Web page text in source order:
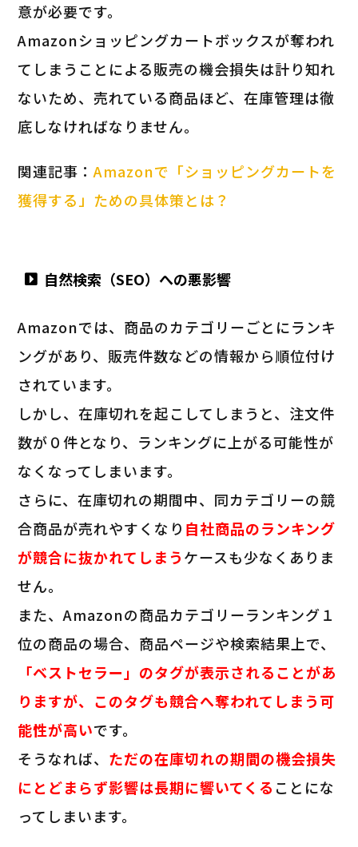
意が必要です。
Amazonショッピングカートボックスが奪われ
てしまうことによる販売の機会損失は計り知れ
ないため、売れている商品ほど、在庫管理は徹
底しなければなりません。
関連記事：Amazonで「ショッピングカートを
獲得する」ための具体策とは？
自然検索（SEO）への悪影響
Amazonでは、商品のカテゴリーごとにランキ
ングがあり、販売件数などの情報から順位付け
されています。
しかし、在庫切れを起こしてしまうと、注文件
数が０件となり、ランキングに上がる可能性が
なくなってしまいます。
さらに、在庫切れの期間中、同カテゴリーの競
合商品が売れやすくなり 自社商品のランキング
が競合に抜かれてしまうケースも少なくありま
せん。
また、Amazonの商品カテゴリーランキング１
位の商品の場合、商品ページや検索結果上で、
「ベストセラー」のタグが表示されることがあ
りますが、このタグも競合へ奪われてしまう可
能性が高いです。
そうなれば、 ただの在庫切れの期間の機会損失
にとどまらず影響は長期に響いてくる ことにな
ってしまいます。